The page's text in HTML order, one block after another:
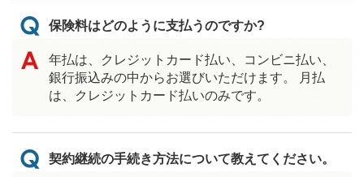
保険料はどのように支払うのですか?
年払は、クレジットカード払い、コンビニ払い、
銀行振込みの中からお選びいただけます。 月払
は、クレジットカード払いのみです。
契約継続の手続き方法について教えてください。